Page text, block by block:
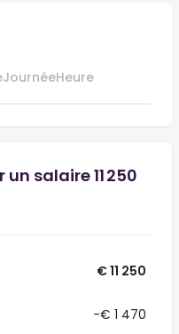
JournéeHeure
salaire 11 250
€ 11 250
-€ 1 470